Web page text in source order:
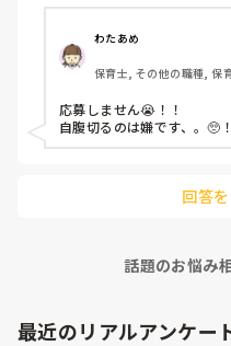
わたあめ
保育士, その他の職種, 保
応募しません😭！！
自腹切るのは嫌です、。🥺！
回答
話題のお悩み
最近のリアルアンケー